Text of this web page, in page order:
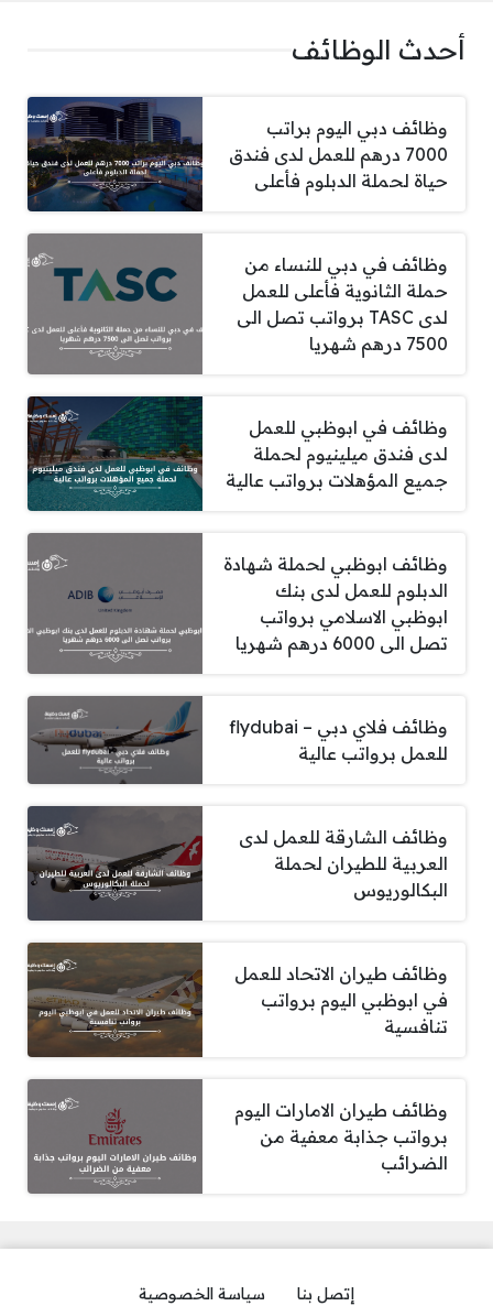
أحدث الوظائف
وظائف دبي اليوم براتب
7000 درهم للعمل لدى فندق
حياة لحملة الدبلوم فأعلى
وظائف في دبي للنساء من
حملة الثانوية فأعلى للعمل
لدى TASC برواتب تصل الى
7500 درهم شهريا
وظائف في ابوظبي للعمل
لدى فندق ميلينيوم لحملة
جميع المؤهلات برواتب عالية
وظائف ابوظبي لحملة شهادة
الدبلوم للعمل لدى بنك
ابوظبي الاسلامي برواتب
تصل الى 6000 درهم شهريا
وظائف فلاي دبي – flydubai
للعمل برواتب عالية
وظائف الشارقة للعمل لدى
العربية للطيران لحملة
البكالوريوس
وظائف طيران الاتحاد للعمل
في ابوظبي اليوم برواتب
تنافسية
وظائف طيران الامارات اليوم
برواتب جذابة معفية من
الضرائب
إتصل بنا سياسة الخصوصية